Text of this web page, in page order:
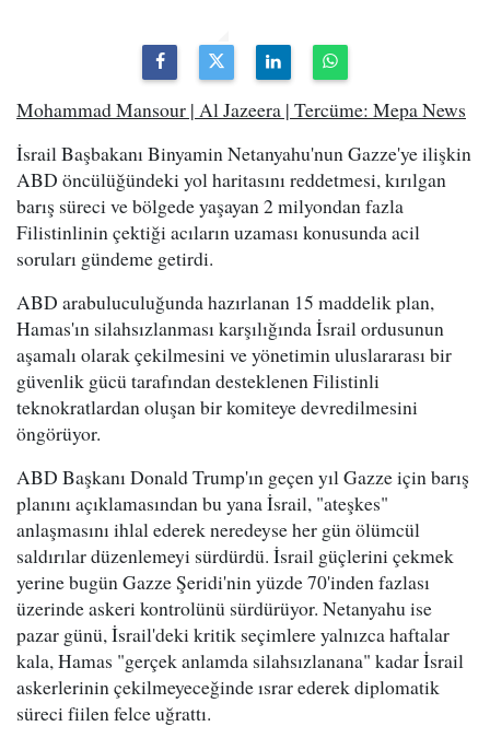
Mohammad Mansour | Al Jazeera | Tercüme: Mepa News
İsrail Başbakanı Binyamin Netanyahu'nun Gazze'ye ilişkin
ABD öncülüğündeki yol haritasını reddetmesi, kırılgan
barış süreci ve bölgede yaşayan 2 milyondan fazla
Filistinlinin çektiği acıların uzaması konusunda acil
soruları gündeme getirdi.
ABD arabuluculuğunda hazırlanan 15 maddelik plan,
Hamas'ın silahsızlanması karşılığında İsrail ordusunun
aşamalı olarak çekilmesini ve yönetimin uluslararası bir
güvenlik gücü tarafından desteklenen Filistinli
teknokratlardan oluşan bir komiteye devredilmesini
öngörüyor.
ABD Başkanı Donald Trump'ın geçen yıl Gazze için barış
planını açıklamasından bu yana İsrail, "ateşkes"
anlaşmasını ihlal ederek neredeyse her gün ölümcül
saldırılar düzenlemeyi sürdürdü. İsrail güçlerini çekmek
yerine bugün Gazze Şeridi'nin yüzde 70'inden fazlası
üzerinde askeri kontrolünü sürdürüyor. Netanyahu ise
pazar günü, İsrail'deki kritik seçimlere yalnızca haftalar
kala, Hamas "gerçek anlamda silahsızlanana" kadar İsrail
askerlerinin çekilmeyeceğinde ısrar ederek diplomatik
süreci fiilen felce uğrattı.